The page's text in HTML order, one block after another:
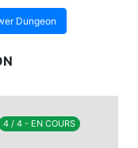
Dungeon
4 / 4 - EN COURS